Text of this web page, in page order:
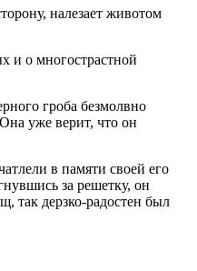
налезает животом
и о многострастной
гроба безмолвно
уже верит, что он
в памяти своей его
за решетку, он
так дерзко-радостен был